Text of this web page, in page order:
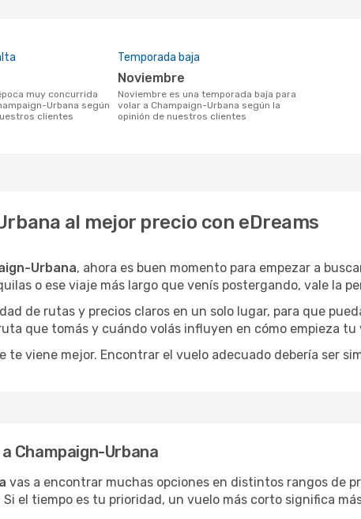
Urbana según
clientes
Temporada baja
noviembre
noviembre es una temporada baja para
volar a Champaign-Urbana según la
opinión de nuestros clientes
al mejor precio con eDreams
Urbana, ahora es buen momento para empezar a
o ese viaje más largo que venís postergando, vale la
de rutas y precios claros en un solo lugar, para que
que tomás y cuándo volás influyen en cómo empieza
te viene mejor. Encontrar el vuelo adecuado debería ser
Champaign-Urbana
vas a encontrar muchas opciones en distintos rangos de
el tiempo es tu prioridad, un vuelo más corto significa